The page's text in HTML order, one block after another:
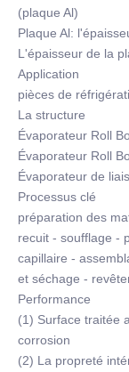
(plaque Al)
Plaque Al:
L'épaisseur de la
Application
pièces de
La structure
Évaporateur Roll
Évaporateur Roll
Évaporateur de
Processus clé
préparation des
recuit - soufflage -
capillaire -
et séchage -
Performance
(1) Surface traitée
corrosion
(2) La propreté